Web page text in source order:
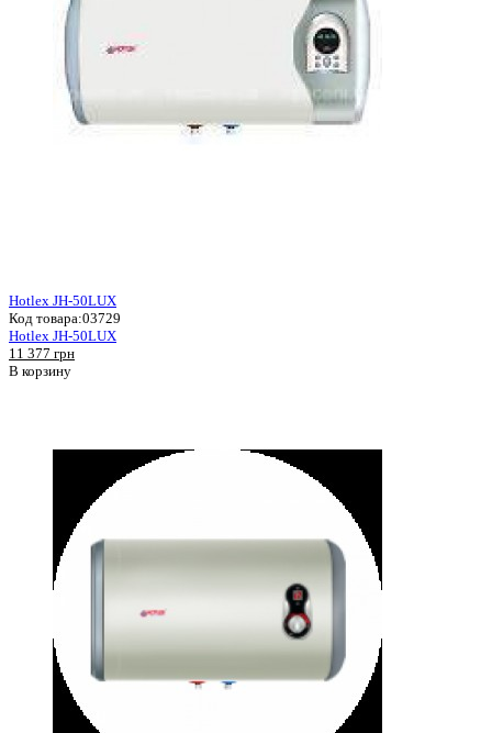
Hotlex JH-50LUX
Код товара:03729
Hotlex JH-50LUX
11 377 грн
В корзину